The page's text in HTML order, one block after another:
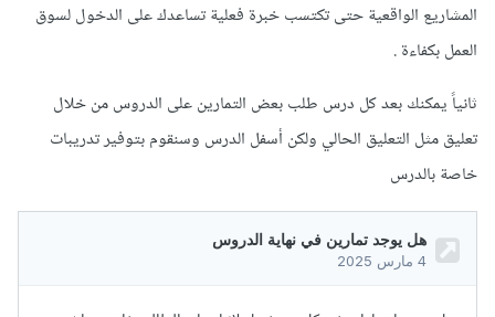
المشاريع الواقعية حتى تكتسب خبرة فعلية تساعدك على الدخول لسوق
العمل بكفاءة .
ثانياً يمكنك بعد كل درس طلب بعض التمارين على الدروس من خلال
تعليق مثل التعليق الحالي ولكن أسفل الدرس وسنقوم بتوفير تدريبات
خاصة بالدرس